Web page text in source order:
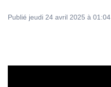
Publié jeudi 24 avril 2025 à 01:04